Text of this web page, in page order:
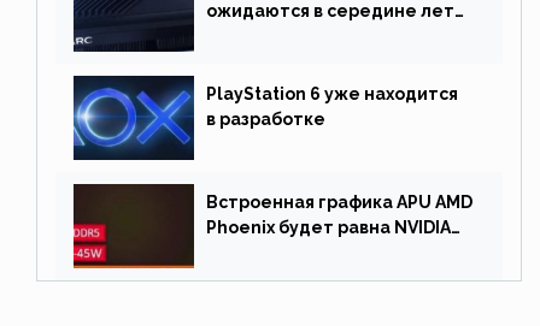
ожидаются в середине лета.
PlayStation 6 уже находится
в разработке
Встроенная графика APU AMD
Phoenix будет равна NVIDIA